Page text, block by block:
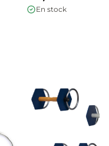
En stock